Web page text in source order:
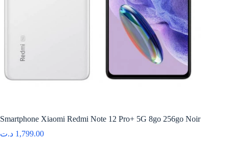
Smartphone Xiaomi Redmi Note 12 Pro+ 5G 8go 256go Noir
1,799.00 د.ت